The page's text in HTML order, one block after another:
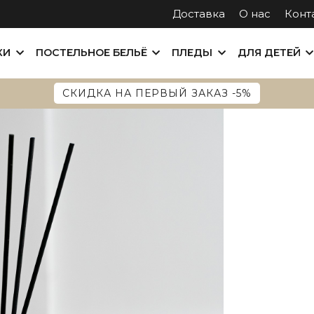
Доставка О нас
ПОСТЕЛЬНОЕ БЕЛЬЁ ПЛЕДЫ ДЛЯ ДЕТЕЙ
СКИДКА НА ПЕРВЫЙ ЗАКАЗ -5%